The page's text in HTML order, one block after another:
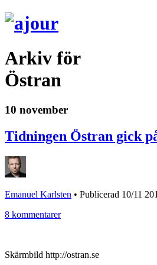
Arkiv för
Östran
10 november
Tidningen Östran gick
Emanuel Karlsten • Publicerad 10/11
8 kommentarer
Skärmbild http://ostran.se